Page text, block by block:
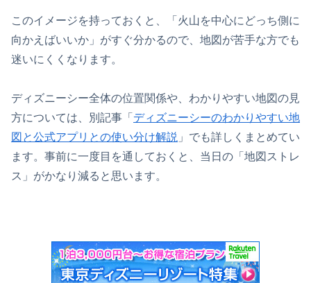
このイメージを持っておくと、「火山を中心にどっち側に
向かえばいいか」がすぐ分かるので、地図が苦手な方でも
迷いにくくなります。
ディズニーシー全体の位置関係や、わかりやすい地図の見
方については、別記事「 ディズニーシーのわかりやすい地
図と公式アプリとの使い分け解説 」でも詳しくまとめてい
ます。事前に一度目を通しておくと、当日の「地図ストレ
ス」がかなり減ると思います。